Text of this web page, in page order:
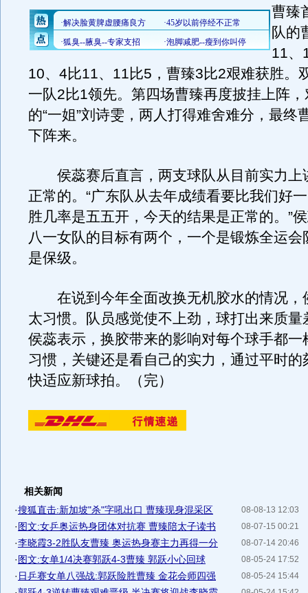
曹臻
队的
11、
10、4比11、11比5，曹臻3比2艰难获胜。
一队2比1领先。第四场曹臻再度披挂上阵
的“一姐”刘诗雯，两人打得难舍难分，最终
下阵来。
侯蕊赛后直言，两支球队从目前实力上
正常的。“广东队从去年成绩看要比我们好
胜几率是五五开，今天的结果是正常的。”
八一女队的目标有两个，一个是锻炼全运会
是保级。
在说到今年全面改换无机胶水的情况，
太习惯。队员感觉使不上劲，球打出来质量
侯蕊表示，换胶带来的影响对每个球手都一
习惯，关键还是看自己的实力，通过平时的
快适应新球拍。（完）
相关新闻
08-08-13 12:03
·搜狐直击:新加坡"杀"字吼出口 曹臻现身混采区
08-07-15 00:21
·图文:女乒奥运热身团体对抗赛 曹臻陪太子读书
08-07-14 20:46
·李晓霞3-2胜队友曹臻 奥运热身赛主力再得一分
08-05-24 17:52
·图文:女单1/4决赛郭跃4-3曹臻 郭跃小心回球
08-05-24 15:44
· 日乒赛女单八强战:郭跃险胜曹臻 金花会师四强